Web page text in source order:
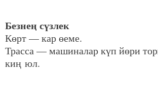
Безнең сүзлек
Көрт — кар өеме.
Трасса — машиналар күп йөри
киң юл.